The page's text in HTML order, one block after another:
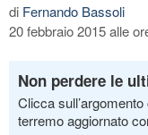
di Fernando Bassoli
20 febbraio 2015 alle
Non perdere le
Clicca
terremo aggiornato